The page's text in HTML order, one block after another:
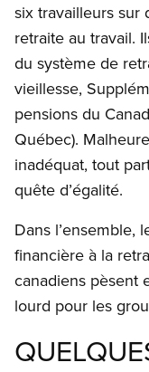
six travailleurs sur
retraite au travail.
du système de
vieillesse,
pensions du
Québec).
inadéquat, tout
quête d’égalité.
Dans l’ensemble,
financière à la
canadiens pèsent
lourd pour les